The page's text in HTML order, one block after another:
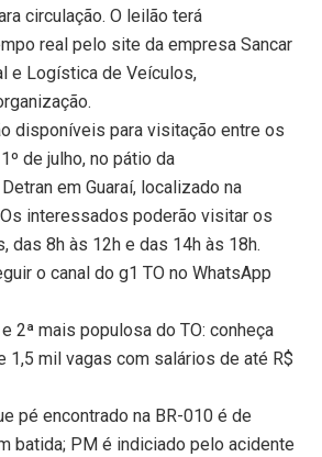
circulação. O leilão terá
real pelo site da empresa Sancar
e Logística de Veículos,
disponíveis para visitação entre os
de julho, no pátio da
em Guaraí, localizado na
Os interessados poderão visitar os
das 8h às 12h e das 14h às 18h.
o canal do g1 TO no WhatsApp
2ª mais populosa do TO: conheça
1,5 mil vagas com salários de até R$
pé encontrado na BR-010 é de
batida; PM é indiciado pelo acidente